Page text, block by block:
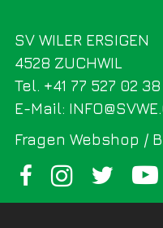
SV WILER ERSIGEN
Fragen Webshop /
4528 ZUCHWIL
Tel. +41 77 527 02 38
E-Mail: